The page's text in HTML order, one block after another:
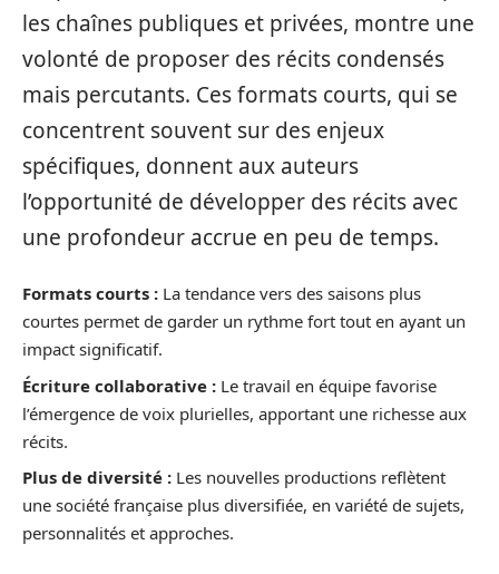
les chaînes publiques et privées, montre une
volonté de proposer des récits condensés
mais percutants. Ces formats courts, qui se
concentrent souvent sur des enjeux
spécifiques, donnent aux auteurs
l’opportunité de développer des récits avec
une profondeur accrue en peu de temps.
Formats courts : La tendance vers des saisons plus
courtes permet de garder un rythme fort tout en ayant un
impact significatif.
Écriture collaborative : Le travail en équipe favorise
l’émergence de voix plurielles, apportant une richesse aux
récits.
Plus de diversité : Les nouvelles productions reflètent
une société française plus diversifiée, en variété de sujets,
personnalités et approches.